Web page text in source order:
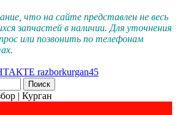
что на сайте представлен не весь
запчастей в наличии. Для уточнения
или позвонить по телефонам
| Курган